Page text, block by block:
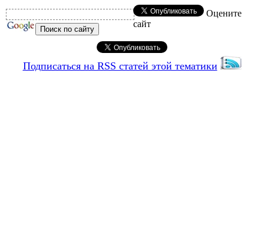
Оцените
сайт
Подписаться на RSS статей этой тематики